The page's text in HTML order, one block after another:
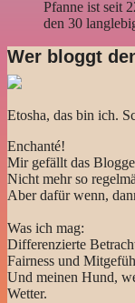
Pfanne ist seit
den 30
Wer bloggt
Etosha, das bin ich.
Enchanté!
Mir gefällt das
Nicht mehr so
Aber dafür wenn,
Was ich mag:
Differenzierte
Fairness und
Und meinen Hund,
Wetter.